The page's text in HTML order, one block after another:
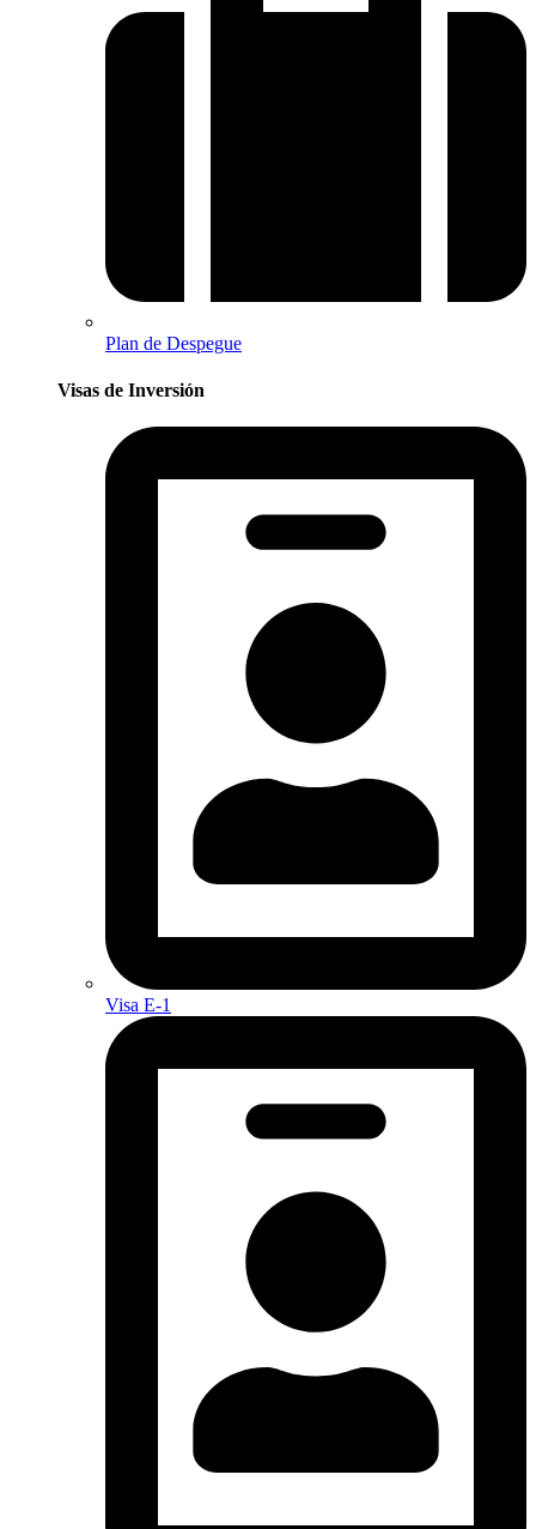
Plan de Despegue
Visas de Inversión
Visa E-1